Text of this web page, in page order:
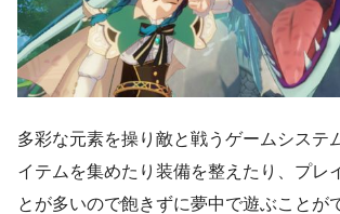
多彩な元素を操り敵と戦うゲームシステ
イテムを集めたり装備を整えたり、プレ
とが多いので飽きずに夢中で遊ぶことが